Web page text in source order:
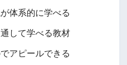
体系的に学べる
して学べる教材
アピールできる